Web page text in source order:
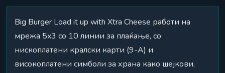
Big Burger Load it up with Xtra Cheese работи на
мрежа 5x3 со 10 линии за плаќање, со
нископлатени кралски карти (9-A) и
високоплатени симболи за храна како шејкови,